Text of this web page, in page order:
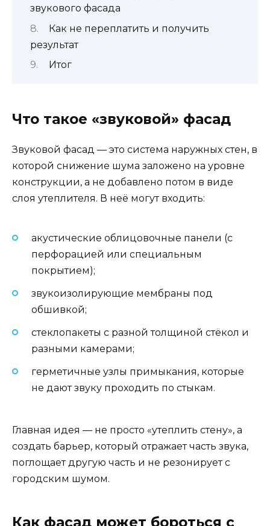
звукового фасада
Как не переплатить и получить
результат
Итог
Что такое «звуковой» фасад
Звуковой фасад — это система наружных стен, в
которой снижение шума заложено на уровне
конструкции, а не добавлено потом в виде
слоя утеплителя. В неё могут входить:
акустические облицовочные панели (с
перфорацией или специальным
покрытием);
звукоизолирующие мембраны под
обшивкой;
стеклопакеты с разной толщиной стёкол и
разными камерами;
герметичные узлы примыкания, которые
не дают звуку проходить по стыкам.
Главная идея — не просто «утеплить стену», а
создать барьер, который отражает часть звука,
поглощает другую часть и не резонирует с
городским шумом.